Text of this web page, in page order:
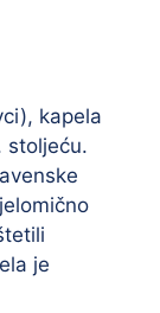
kapela
stoljeću.
je